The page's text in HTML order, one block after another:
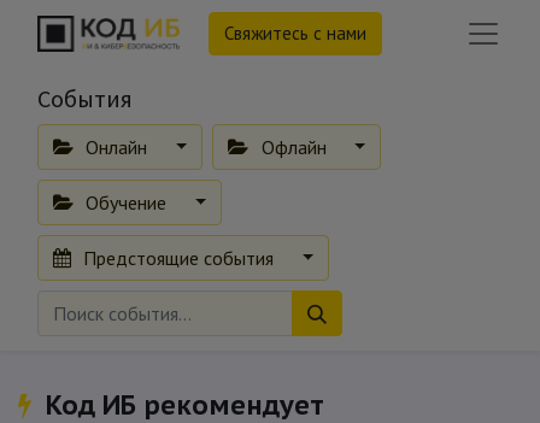
Свяжитесь с нами
События
Онлайн Офлайн
Обучение
Предстоящие события
Код ИБ рекомендует